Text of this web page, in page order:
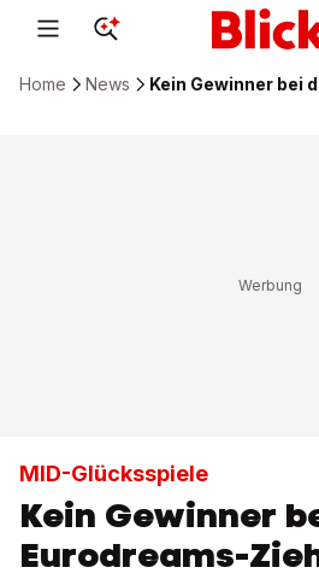
Home News Kein Gewinner bei
MID-Glücksspiele
Kein Gewinner
Eurodreams-